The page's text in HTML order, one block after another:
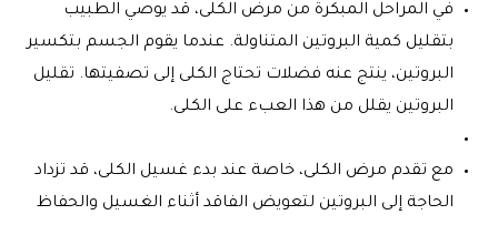
في المراحل المبكرة من مرض الكلى، قد يوصي الطبيب
بتقليل كمية البروتين المتناولة. عندما يقوم الجسم بتكسير
البروتين، ينتج عنه فضلات تحتاج الكلى إلى تصفيتها. تقليل
البروتين يقلل من هذا العبء على الكلى.
مع تقدم مرض الكلى، خاصة عند بدء غسيل الكلى، قد تزداد
الحاجة إلى البروتين لتعويض الفاقد أثناء الغسيل والحفاظ